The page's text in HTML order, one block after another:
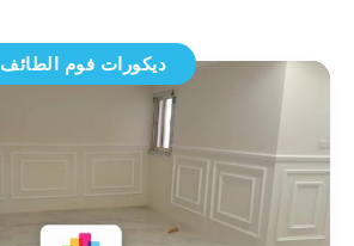
ديكورات فوم الطائف